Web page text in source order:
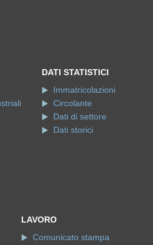
DATI STATISTICI
Immatricolazioni
Circolante
Dati di settore
Dati storici
LAVORO
Comunicato stampa